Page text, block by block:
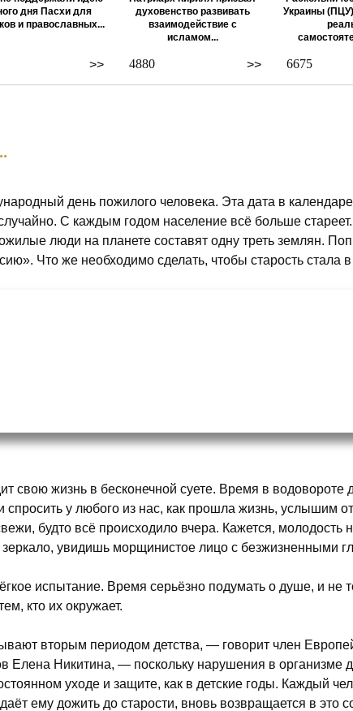
дня Пасхи для
и православных...
>>
духовенство развивать
взаимодействие с
исламом...
>>
4880
Украины
6675
день пожилого человека. Эта дата в
С каждым годом население всё больше
люди на планете составят одну треть землян.
Что же необходимо сделать, чтобы старость стала
свою жизнь в бесконечной суете. Время в водовороте
спросить у любого из нас, как прошла жизнь, услышим
будто всё происходило вчера. Кажется, молодость
зеркало, увидишь морщинистое лицо с безжизненными
испытание. Время серьёзно подумать о душе, и не
кто их окружает.
вторым периодом детства, — говорит член
Елена Никитина, — поскольку нарушения в организме
уходе и защите, как в детские годы. Каждый
ему дожить до старости, вновь возвращается в это